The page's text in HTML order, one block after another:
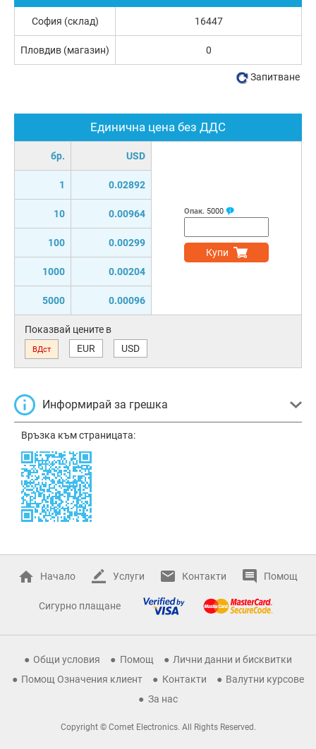
Единична цена без ДДС
бр. USD
1 0.02892
10 0.00964
100 0.00299
1000 0.00204
5000 0.00096
Опак. 5000
Купи
Показвай цените в
ВДст EUR USD
Информирай за грешка
Връзка към страницата:
София (склад) 16447
Пловдив (магазин) 0
Запитване
Начало Услуги Контакти Помощ
Сигурно плащане
Общи условия Помощ
Лични данни и бисквитки
Помощ Означения клиент
Контакти
Валутни курсове
За нас
Copyright © Comet Electronics. All Rights Reserved.